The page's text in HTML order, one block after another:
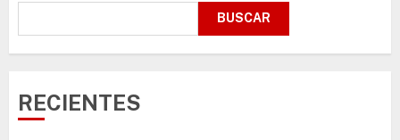
BUSCAR
RECIENTES